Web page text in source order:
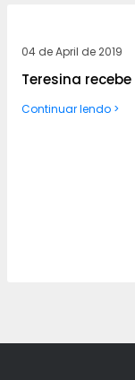
04 de April de 2019
Teresina
Continuar lendo >